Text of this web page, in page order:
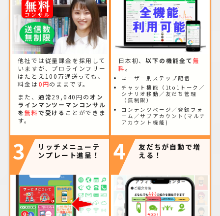
他社では従量課金を採用して
いますが、プロラインフリー
はたとえ100万通送っても、
料金は 0円のままです。
また、通常29,040円のオン
ラインマンツーマンコンサル
を無料で受ける ことができま
す。
日本初、以下の機能全て無
料。
ユーザー別ステップ配信
チャット機能（1to1トーク／
シナリオ移動／友だち管理
（無制限）
コンテンツページ／登録フォ
ーム／サブアカウント(マルチ
アカウント機能)
3
リッチメニューテ
ンプレート進呈！
4
友だちが自動で増
える！